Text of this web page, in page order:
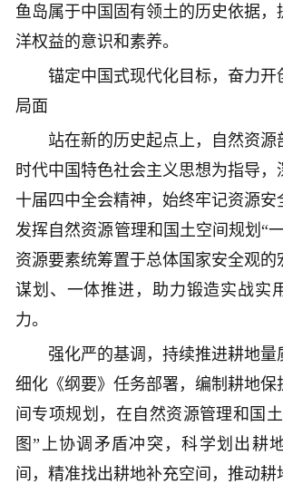
鱼岛属于中国固有领土的历史依据，
洋权益的意识和素养。
锚定中国式现代化目标，奋力开
局面
站在新的历史起点上，自然资源
时代中国特色社会主义思想为指导，
十届四中全会精神，始终牢记资源安
发挥自然资源管理和国土空间规划“
资源要素统筹置于总体国家安全观的
谋划、一体推进，助力锻造实战实
力。
强化严的基调，持续推进耕地量
细化《纲要》任务部署，编制耕地保
间专项规划，在自然资源管理和国
图”上协调矛盾冲突，科学划出耕
间，精准找出耕地补充空间，推动耕